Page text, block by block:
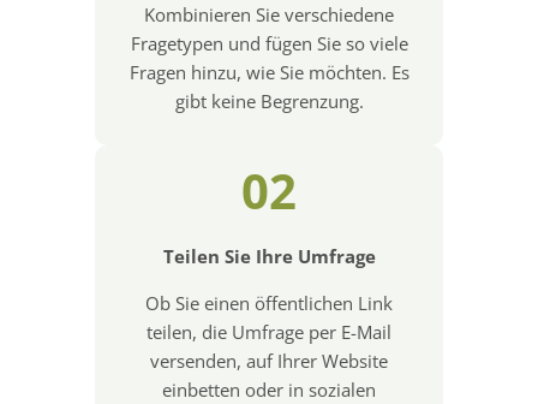
Kombinieren Sie verschiedene
Fragetypen und fügen Sie so viele
Fragen hinzu, wie Sie möchten. Es
gibt keine Begrenzung.
02
Teilen Sie Ihre Umfrage
Ob Sie einen öffentlichen Link
teilen, die Umfrage per E-Mail
versenden, auf Ihrer Website
einbetten oder in sozialen